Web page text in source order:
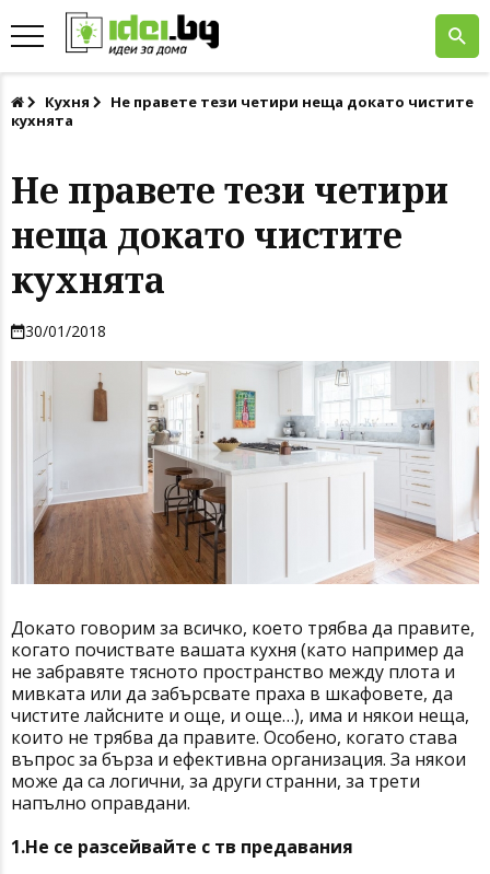
Кухня
Не правете тези четири неща докато чистите
кухнята
Не правете тези четири
неща докато чистите
кухнята
30/01/2018
Докато говорим за всичко, което трябва да правите,
когато почиствате вашата кухня (като например да
не забравяте тясното пространство между плота и
мивката или да забърсвате праха в шкафовете, да
чистите лайсните и още, и още…), има и някои неща,
които не трябва да правите. Особено, когато става
въпрос за бърза и ефективна организация. За някои
може да са логични, за други странни, за трети
напълно оправдани.
1.Не се разсейвайте с тв предавания